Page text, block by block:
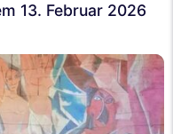
13. Februar 2026